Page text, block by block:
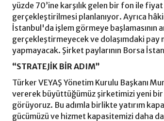
yüzde 70’ine karşılık gelen bir fon ile fiyat
gerçekleştirilmesi planlanıyor. Ayrıca
İstanbul'da işlem görmeye başlamasının
gerçekleştirmeyecek ve dolaşımdaki pay
yapmayacak. Şirket paylarının Borsa
“STRATEJİK BİR ADIM”
Türker VEYAŞ Yönetim Kurulu Başkanı
vererek büyüttüğümüz şirketimizi yeni
görüyoruz. Bu adımla birlikte yatırım
gücümüzü ve hizmet kapasitemizi daha